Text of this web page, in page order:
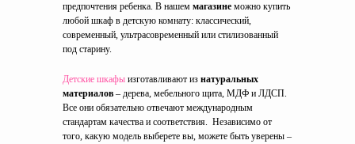
предпочтения ребенка. В нашем магазине можно купить
любой шкаф в детскую комнату: классический,
современный, ультрасовременный или стилизованный
под старину.
Детские шкафы изготавливают из натуральных
материалов – дерева, мебельного щита, МДФ и ЛДСП.
Все они обязательно отвечают международным
стандартам качества и соответствия. Независимо от
того, какую модель выберете вы, можете быть уверены –